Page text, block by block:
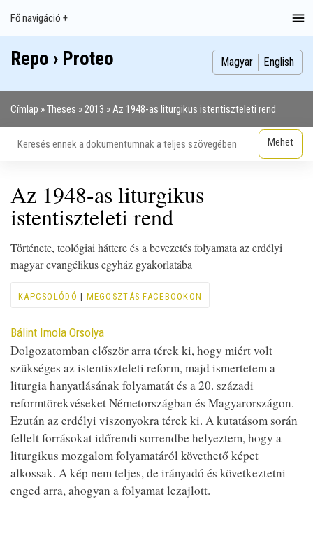
Main
navigation
Fő navigáció +
Index
Publikációk
Szakdolgozatok
Képek
Szerzők
Repo › Proteo Magyar English
Címlap Theses 2013 Az 1948-as liturgikus istentiszteleti rend
Az 1948-as liturgikus
istentiszteleti rend
Története, teológiai háttere és a bevezetés folyamata az erdélyi
magyar evangélikus egyház gyakorlatába
KAPCSOLÓDÓ | MEGOSZTÁS FACEBOOKON
Contributor
Bálint Imola Orsolya
Dolgozatomban először arra térek ki, hogy miért volt
szükséges az istentiszteleti reform, majd ismertetem a
liturgia hanyatlásának folyamatát és a 20. századi
reformtörekvéseket Németországban és Magyarországon.
Ezután az erdélyi viszonyokra térek ki. A kutatásom során
fellelt forrásokat időrendi sorrendbe helyeztem, hogy a
liturgikus mozgalom folyamatáról követhető képet
alkossak. A kép nem teljes, de irányadó és következtetni
enged arra, ahogyan a folyamat lezajlott.